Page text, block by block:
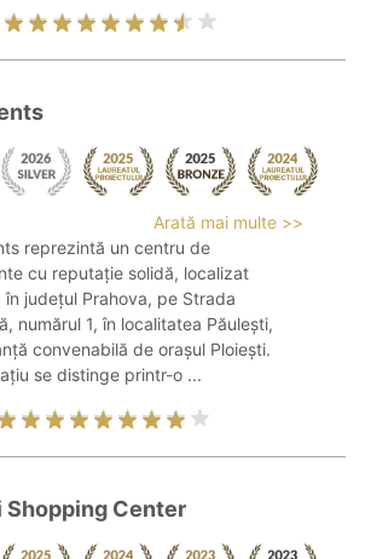
Arată mai multe >>
reprezintă un centru de
cu reputație solidă, localizat
județul Prahova, pe Strada
numărul 1, în localitatea Păulești,
convenabilă de orașul Ploiești.
se distinge printr-o ...
Shopping Center